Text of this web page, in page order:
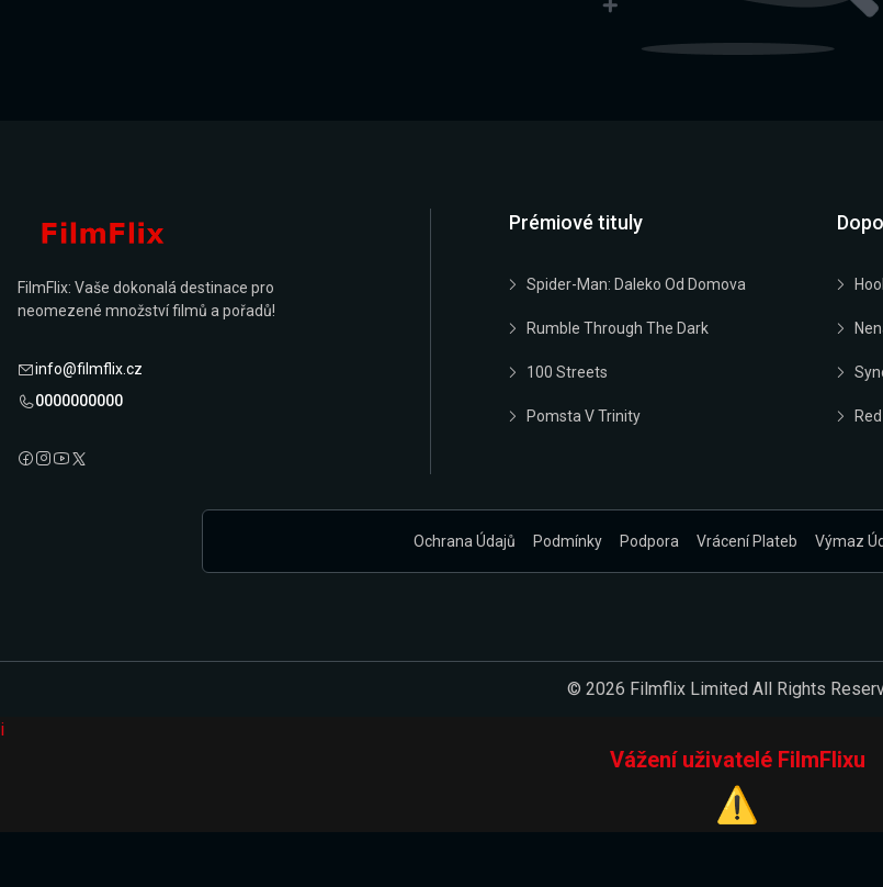
FilmFlix: Vaše dokonalá destinace pro
neomezené množství filmů a pořadů!
info@filmflix.cz
0000000000
Prémiové tituly
Spider-Man: Daleko Od Domova
Rumble Through The Dark
100 Streets
Pomsta V Trinity
Ochrana Údajů Podmínky Podpora Vrácení Plateb Výmaz
© 2026 Filmflix Limited All Rights
i
Vážení uživatelé FilmFlixu
⚠️